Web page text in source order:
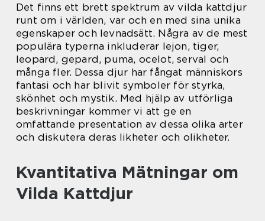
Det finns ett brett spektrum av vilda kattdjur
runt om i världen, var och en med sina unika
egenskaper och levnadsätt. Några av de mest
populära typerna inkluderar lejon, tiger,
leopard, gepard, puma, ocelot, serval och
många fler. Dessa djur har fångat människors
fantasi och har blivit symboler för styrka,
skönhet och mystik. Med hjälp av utförliga
beskrivningar kommer vi att ge en
omfattande presentation av dessa olika arter
och diskutera deras likheter och olikheter.
Kvantitativa Mätningar om
Vilda Kattdjur